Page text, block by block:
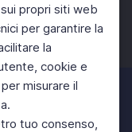
propri siti web
per garantire la
la
cookie e
misurare il
tuo consenso,
Instagram